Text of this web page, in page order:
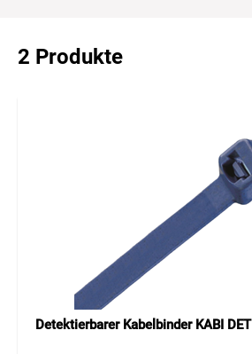
2 Produkte
Detektierbarer Kabelbinder KABI DET